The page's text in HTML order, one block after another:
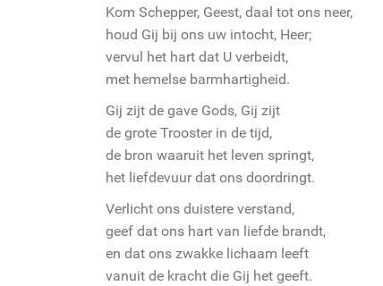
Kom Schepper, Geest, daal tot ons neer,
houd Gij bij ons uw intocht, Heer;
vervul het hart dat U verbeidt,
met hemelse barmhartigheid.
Gij zijt de gave Gods, Gij zijt
de grote Trooster in de tijd,
de bron waaruit het leven springt,
het liefdevuur dat ons doordringt.
Verlicht ons duistere verstand,
geef dat ons hart van liefde brandt,
en dat ons zwakke lichaam leeft
vanuit de kracht die Gij het geeft.